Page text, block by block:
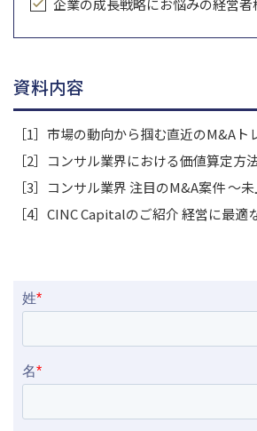
企業の成長戦略にお悩みの経営者
資料内容
［1］市場の動向から掴む直近のM&Aト
［2］コンサル業界における価値算定方
［3］コンサル業界 注目のM&A案件 ～
［4］CINC Capitalのご紹介 経営に最適